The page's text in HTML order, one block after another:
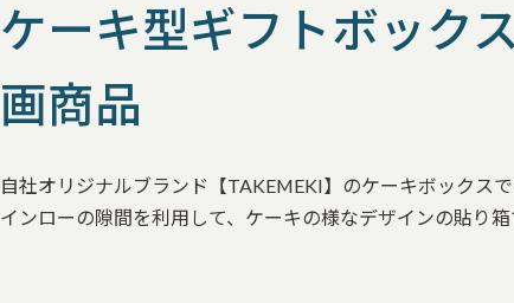
ケーキ型ギフトボック
画商品
自社オリジナルブランド【TAKEMEKI】のケーキボックスで
インローの隙間を利用して、ケーキの様なデザインの貼り箱